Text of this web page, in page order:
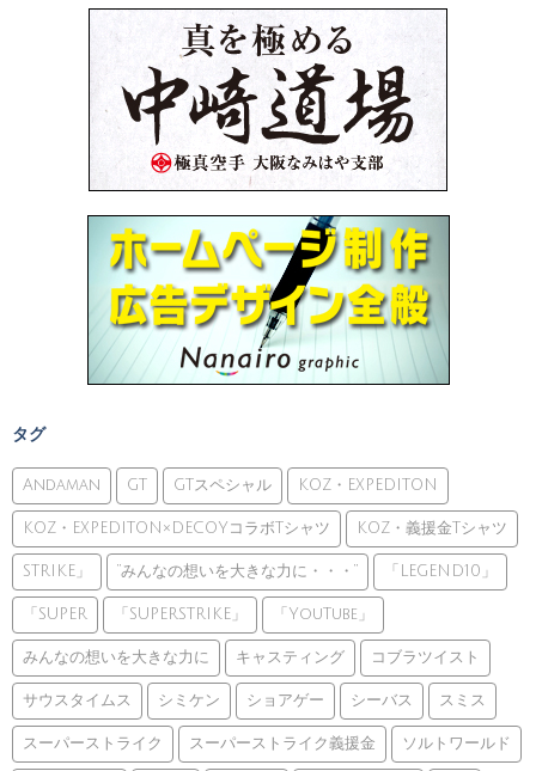
タグ
Andaman GT GTスペシャル KOZ・EXPEDITON
KOZ・EXPEDITON×DECOYコラボTシャツ KOZ・義援金Tシャツ
STRIKE」 ”みんなの想いを大きな力に・・・” 「LEGEND10」
「SUPER 「SUPERSTRIKE」 「YouTube」
みんなの想いを大きな力に キャスティング コブラツイスト
サウスタイムス シミケン ショアゲー シーバス スミス
スーパーストライク スーパーストライク義援金 ソルトワールド